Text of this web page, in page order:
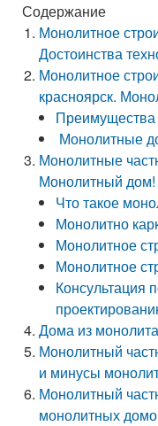
Содержание
Монолитное
Достоинства
Монолитное
красноярск.
Монолитные
Монолитные
Монолитный дом!
Что такое
Монолитно
Монолитное
Монолитное
Консультация
Дома из
Монолитный
и минусы
Монолитный
монолитных